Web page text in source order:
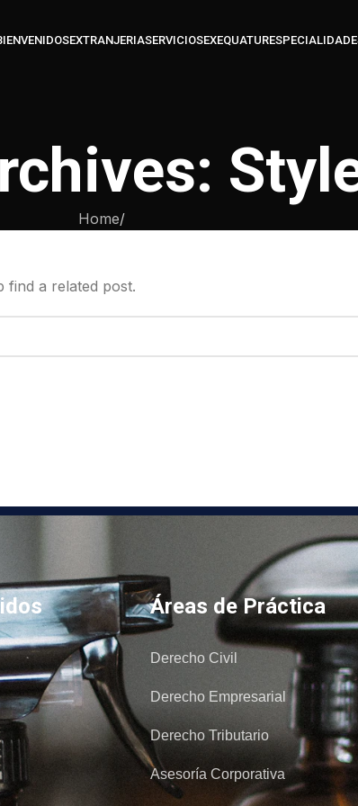
EXTRANJERIASERVICIOSEXEQUATUR
Home/
find a related post.
Áreas de Práctica
Derecho Civil
Derecho Empresarial
Derecho Tributario
Asesoría Corporativa